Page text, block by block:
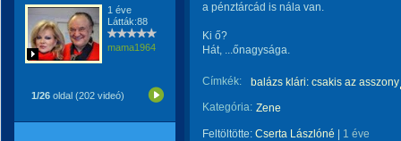
1 éve
Látták:88
mama1964
1/26 oldal (202 videó)
a pénztárcád is nála van.
Ki ő?
Hát, ...őnagysága.
Címkék:
balázs klári: csakis az asszony
Kategória: Zene
Feltöltötte: Cserta Lászlóné 1 éve